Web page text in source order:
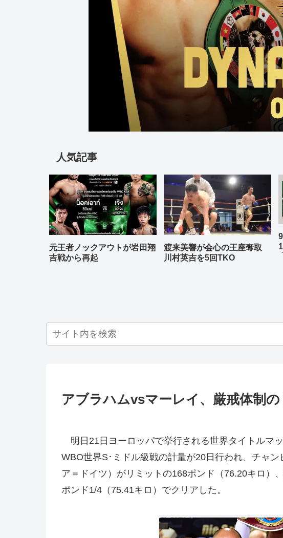
人気記事
元王者ノックアウトが岩田翔
吉戦から再起
渡来美響が会心の王座奪取
川村英吉を5回TKO
アブラハムvsマーレイ、厳戒体制
明日21日ヨーロッパで挙行される世界タイトルマ
WBO世界S･ミドル級戦の計量が20日行われ、チャ
ア＝ドイツ）がリミットの168ポンド（76.20キロ）
ポンド1/4（75.41キロ）でクリアした。